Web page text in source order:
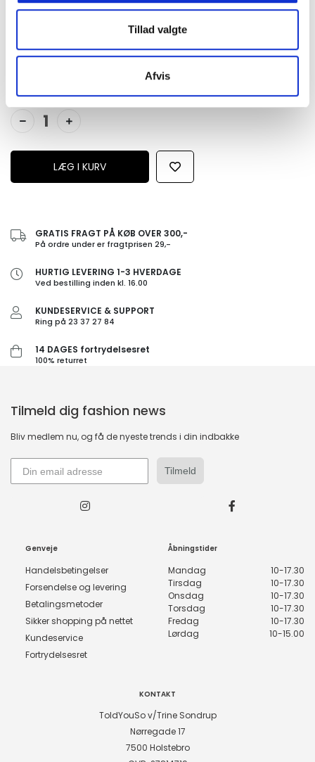
Tillad valgte
Afvis
Den populære Dickies chino, her i pige modellen Elizaville.
GRATIS FRAGT PÅ KØB OVER 300,-
På ordre under er fragtprisen 29,-
HURTIG LEVERING 1-3 HVERDAGE
Ved bestilling inden kl. 16.00
KUNDESERVICE & SUPPORT
Ring på 23 37 27 84
14 DAGES fortrydelsesret
100% returret
Tilmeld dig fashion news
Bliv medlem nu, og få de nyeste trends i din indbakke
Tilmeld
Genveje
Handelsbetingelser
Forsendelse og levering
Betalingsmetoder
Sikker shopping på nettet
Kundeservice
Fortrydelsesret
Åbningstider
Mandag
10-17.30
Tirsdag
10-17.30
Onsdag
10-17.30
Torsdag
10-17.30
Fredag
10-17.30
Lørdag
10-15.00
KONTAKT
ToldYouSo v/Trine Sondrup
Nørregade 17
7500 Holstebro